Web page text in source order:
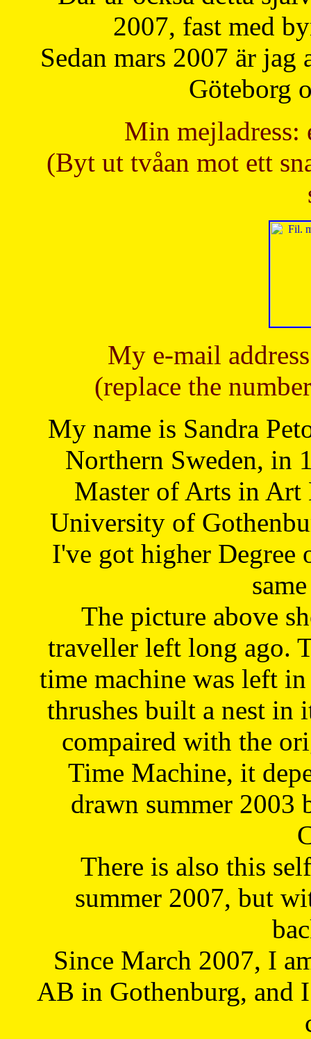
2007, fast med
Sedan mars 2007 är
Göteborg
Min mejladress:
(Byt ut tvåan mot ett
My e-mail
(replace the
My name is Sandra
Northern Sweden, in
Master of Arts in Art
University of
I've got higher Degree
The picture above
traveller left long ago.
time machine was left
thrushes built a nest in
compaired with the
Time Machine, it
drawn summer 2003
There is also this
summer 2007, but
Since March 2007, I
AB in Gothenburg, and